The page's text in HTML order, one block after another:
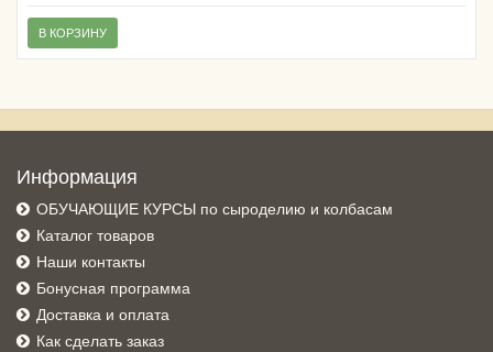
В КОРЗИНУ
Информация
ОБУЧАЮЩИЕ КУРСЫ по сыроделию и колбасам
Каталог товаров
Наши контакты
Бонусная программа
Доставка и оплата
Как сделать заказ